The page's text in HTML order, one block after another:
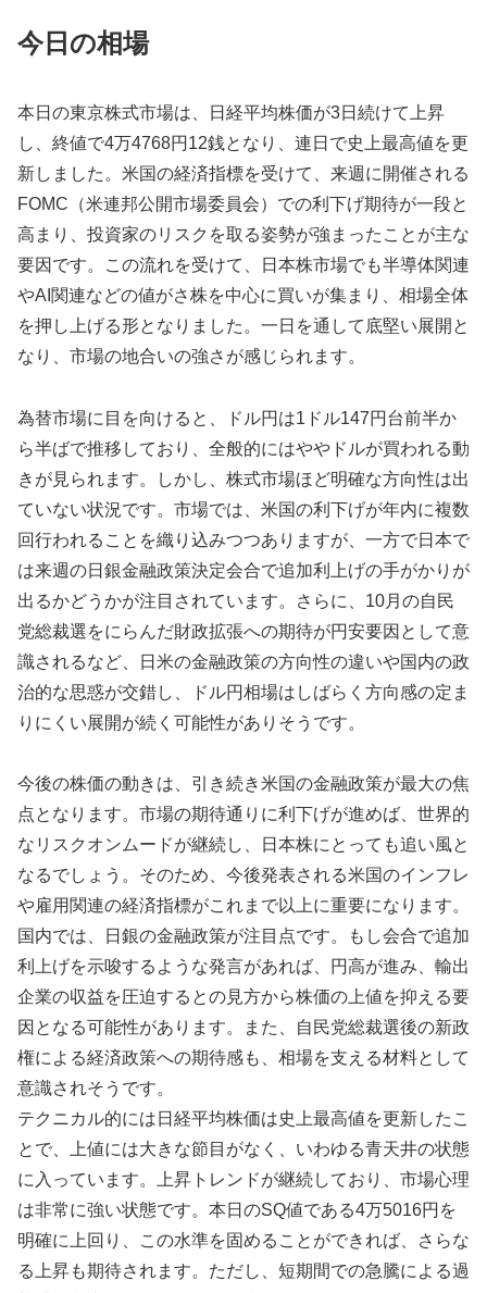
今日の相場
本日の東京株式市場は、日経平均株価が3日続けて上昇
し、終値で4万4768円12銭となり、連日で史上最高値を更
新しました。米国の経済指標を受けて、来週に開催される
FOMC（米連邦公開市場委員会）での利下げ期待が一段と
高まり、投資家のリスクを取る姿勢が強まったことが主な
要因です。この流れを受けて、日本株市場でも半導体関連
やAI関連などの値がさ株を中心に買いが集まり、相場全体
を押し上げる形となりました。一日を通して底堅い展開と
なり、市場の地合いの強さが感じられます。
為替市場に目を向けると、ドル円は1ドル147円台前半か
ら半ばで推移しており、全般的にはややドルが買われる動
きが見られます。しかし、株式市場ほど明確な方向性は出
ていない状況です。市場では、米国の利下げが年内に複数
回行われることを織り込みつつありますが、一方で日本で
は来週の日銀金融政策決定会合で追加利上げの手がかりが
出るかどうかが注目されています。さらに、10月の自民
党総裁選をにらんだ財政拡張への期待が円安要因として意
識されるなど、日米の金融政策の方向性の違いや国内の政
治的な思惑が交錯し、ドル円相場はしばらく方向感の定ま
りにくい展開が続く可能性がありそうです。
今後の株価の動きは、引き続き米国の金融政策が最大の焦
点となります。市場の期待通りに利下げが進めば、世界的
なリスクオンムードが継続し、日本株にとっても追い風と
なるでしょう。そのため、今後発表される米国のインフレ
や雇用関連の経済指標がこれまで以上に重要になります。
国内では、日銀の金融政策が注目点です。もし会合で追加
利上げを示唆するような発言があれば、円高が進み、輸出
企業の収益を圧迫するとの見方から株価の上値を抑える要
因となる可能性があります。また、自民党総裁選後の新政
権による経済政策への期待感も、相場を支える材料として
意識されそうです。
テクニカル的には日経平均株価は史上最高値を更新したこ
とで、上値には大きな節目がなく、いわゆる青天井の状態
に入っています。上昇トレンドが継続しており、市場心理
は非常に強い状態です。本日のSQ値である4万5016円を
明確に上回り、この水準を固めることができれば、さらな
る上昇も期待されます。ただし、短期間での急騰による過